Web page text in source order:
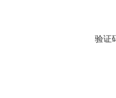
验证